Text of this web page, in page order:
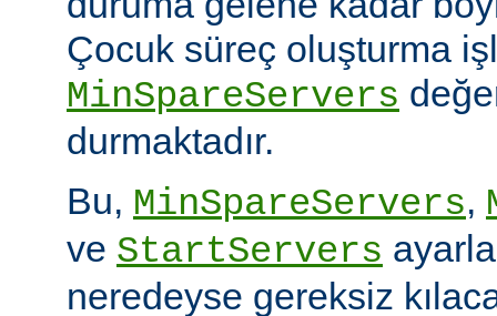
Çocuk süreç oluşturma
MinSpareServers
durmaktadır.
Bu, MinSpareServers,
ve StartServers
neredeyse gereksiz